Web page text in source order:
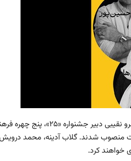
به نقل از خبرآنلاین، با حکم
منصوب شدند. گلاب آدینه، محمد
خواهند کرد.